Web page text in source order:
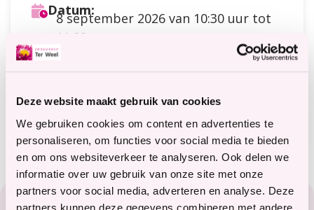
Deze website maakt gebruik van cookies
We gebruiken cookies om content en advertenties te
personaliseren, om functies voor social media te bieden
en om ons websiteverkeer te analyseren. Ook delen we
informatie over uw gebruik van onze site met onze
partners voor social media, adverteren en analyse. Deze
partners kunnen deze gegevens combineren met andere
Datum:
8 september 2026van 10:30 uur tot
11:00 uur
Doelgroep:
Meer informatie?
terweelactief@terweel.nl
Footer